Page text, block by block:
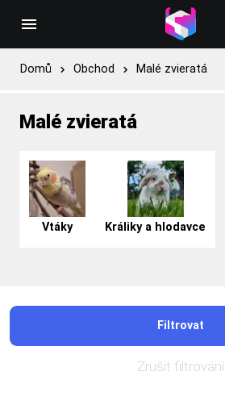
Domů Obchod Malé zvieratá
Malé zvieratá
Vtáky Králiky a hlodavce
Filtrovat
Zrušit filtrování